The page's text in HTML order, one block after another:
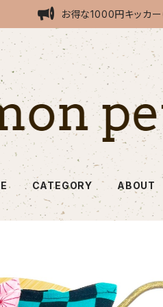
お得な1000円キッカ
CATEGORY ABOUT